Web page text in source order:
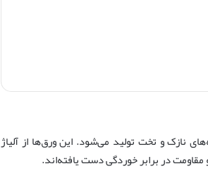
و تخت تولید می‌شود. این ورق‌ها از آلیاژ
در برابر خوردگی دست یافته‌اند.